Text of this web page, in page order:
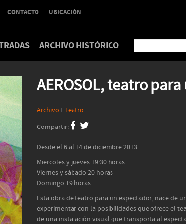
CONTACTO UBICACIÓN
ARCHIVO HISTÓRICO
AEROSOL, teatro
Archivo I Teatro
Compartir:
Desde el 6 al 14 de diciembre 2013
Miércoles y jueves 19:30 horas
Viernes y sábado 20 horas
Domingo 19 horas
Esta obra de teatro para un espectador, nace de
experimentar con la posibilidades que ofrece el
de una instalación visual que transporta al